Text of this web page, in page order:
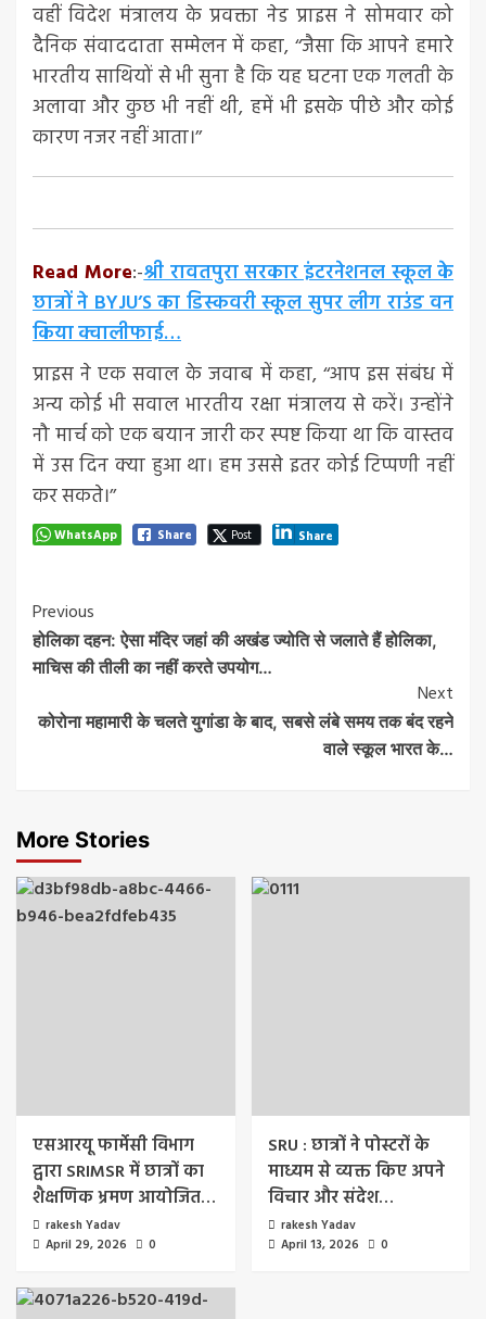
वहीं विदेश मंत्रालय के प्रवक्ता नेड प्राइस ने सोमवार को
दैनिक संवाददाता सम्मेलन में कहा, ‘‘जैसा कि आपने हमारे
भारतीय साथियों से भी सुना है कि यह घटना एक गलती के
अलावा और कुछ भी नहीं थी, हमें भी इसके पीछे और कोई
कारण नजर नहीं आता।’’
Read More:-श्री रावतपुरा सरकार इंटरनेशनल स्कूल के
छात्रों ने BYJU’S का डिस्कवरी स्कूल सुपर लीग राउंड वन
किया क्वालीफाई…
प्राइस ने एक सवाल के जवाब में कहा, ‘‘आप इस संबंध में
अन्य कोई भी सवाल भारतीय रक्षा मंत्रालय से करें। उन्होंने
नौ मार्च को एक बयान जारी कर स्पष्ट किया था कि वास्तव
में उस दिन क्या हुआ था। हम उससे इतर कोई टिप्पणी नहीं
कर सकते।’’
WhatsApp Share Post Share
Post
Navigation
Previous
होलिका दहन: ऐसा मंदिर जहां की अखंड ज्योति से जलाते हैं होलिका,
माचिस की तीली का नहीं करते उपयोग…
Next
कोरोना महामारी के चलते युगांडा के बाद, सबसे लंबे समय तक बंद रहने
वाले स्कूल भारत के…
More Stories
एसआरयू फार्मेसी विभाग
द्वारा SRIMSR में छात्रों का
शैक्षणिक भ्रमण आयोजित…
rakesh Yadav
April 29, 2026
0
SRU : छात्रों ने पोस्टरों के
माध्यम से व्यक्त किए अपने
विचार और संदेश…
rakesh Yadav
April 13, 2026
0